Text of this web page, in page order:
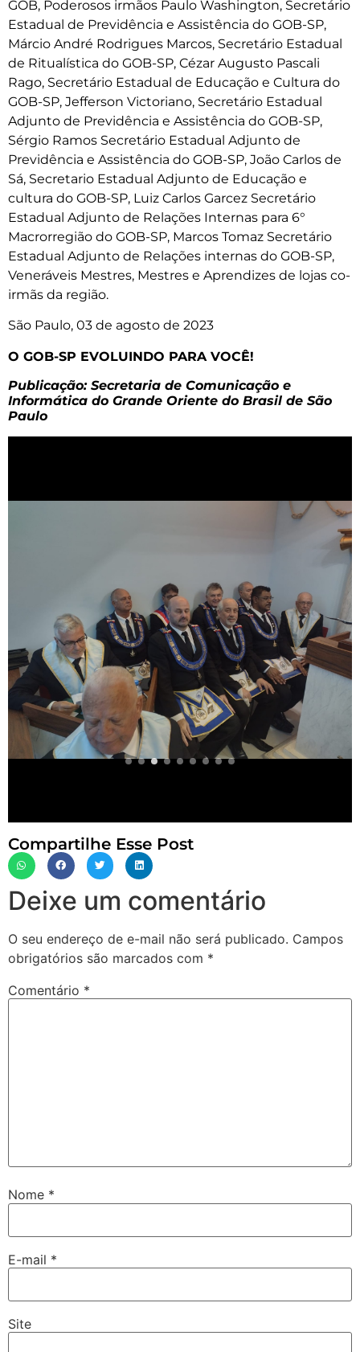
GOB, Poderosos irmãos Paulo Washington, Secretário
Estadual de Previdência e Assistência do GOB-SP,
Márcio André Rodrigues Marcos, Secretário Estadual
de Ritualística do GOB-SP, Cézar Augusto Pascali
Rago, Secretário Estadual de Educação e Cultura do
GOB-SP, Jefferson Victoriano, Secretário Estadual
Adjunto de Previdência e Assistência do GOB-SP,
Sérgio Ramos Secretário Estadual Adjunto de
Previdência e Assistência do GOB-SP, João Carlos de
Sá, Secretario Estadual Adjunto de Educação e
cultura do GOB-SP, Luiz Carlos Garcez Secretário
Estadual Adjunto de Relações Internas para 6°
Macrorregião do GOB-SP, Marcos Tomaz Secretário
Estadual Adjunto de Relações internas do GOB-SP,
Veneráveis Mestres, Mestres e Aprendizes de lojas co-
irmãs da região.
São Paulo, 03 de agosto de 2023
O GOB-SP EVOLUINDO PARA VOCÊ!
Publicação: Secretaria de Comunicação e
Informática do Grande Oriente do Brasil de São
Paulo
Compartilhe Esse Post
Deixe um comentário
O seu endereço de e-mail não será publicado. Campos
obrigatórios são marcados com *
Comentário *
Nome *
E-mail *
Site